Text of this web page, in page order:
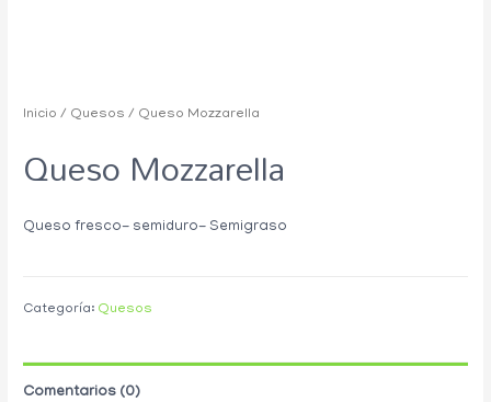
Inicio / Quesos / Queso Mozzarella
Queso Mozzarella
Queso fresco- semiduro- Semigraso
Categoría: Quesos
Comentarios (0)